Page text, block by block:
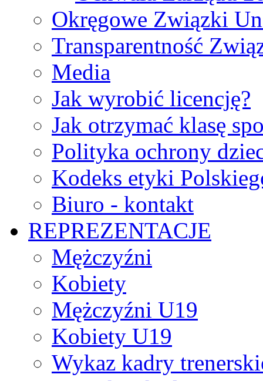
Okręgowe Związki
Transparentność
Media
Jak wyrobić licencję?
Jak otrzymać klasę
Polityka ochrony
Kodeks etyki
Biuro - kontakt
REPREZENTACJE
Mężczyźni
Kobiety
Mężczyźni U19
Kobiety U19
Wykaz kadry